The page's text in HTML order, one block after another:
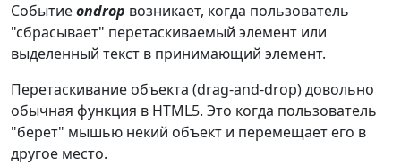
Событиеondrop возникает, когда пользователь
"сбрасывает" перетаскиваемый элемент или
выделенный текст в принимающий элемент.
Перетаскивание объекта (drag-and-drop) довольно
обычная функция в HTML5. Это когда пользователь
"берет" мышью некий объект и перемещает его в
другое место.